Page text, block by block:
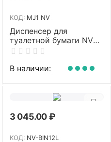
КОД: MJ1 NV
Диспенсер для
туалетной бумаги NV
белый MJ1 NV
В наличии:
3 045.00₽
КОД: NV-BIN12L